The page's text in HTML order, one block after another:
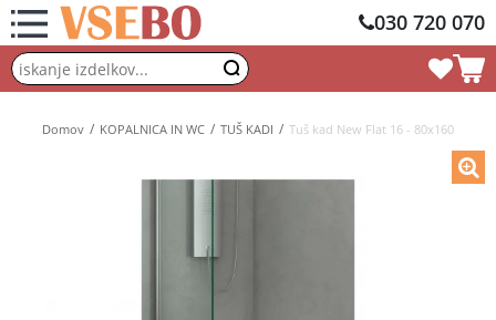
030 720 070
Domov KOPALNICA IN WC TUŠ KADI Tuš kad New Flat 16 - 80x160